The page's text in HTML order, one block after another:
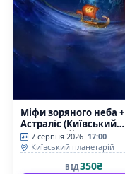
Міфи зоряного неба +
Астраліс (Київський
планетарій)
7 серпня 2026 17:00
Київський планетарій
ВІД350₴